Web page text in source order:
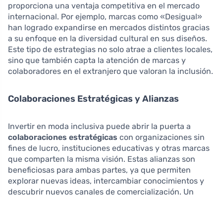
proporciona una ventaja competitiva en el mercado
internacional. Por ejemplo, marcas como «Desigual»
han logrado expandirse en mercados distintos gracias
a su enfoque en la diversidad cultural en sus diseños.
Este tipo de estrategias no solo atrae a clientes locales,
sino que también capta la atención de marcas y
colaboradores en el extranjero que valoran la inclusión.
Colaboraciones Estratégicas y Alianzas
Invertir en moda inclusiva puede abrir la puerta a
colaboraciones estratégicas con organizaciones sin
fines de lucro, instituciones educativas y otras marcas
que comparten la misma visión. Estas alianzas son
beneficiosas para ambas partes, ya que permiten
explorar nuevas ideas, intercambiar conocimientos y
descubrir nuevos canales de comercialización. Un